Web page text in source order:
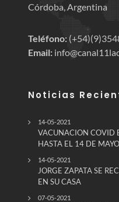
Córdoba, Argentina
Teléfono:
Email:
Noticias
14-05-2021
VACUNACION COVID
HASTA EL 14 DE MAYO
14-05-2021
JORGE ZAPATA SE
EN SU CASA
07-05-2021